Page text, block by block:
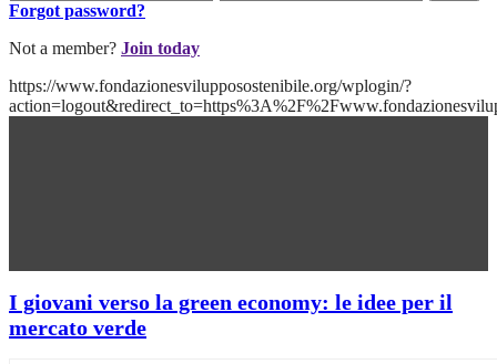
Forgot password?
Not a member? Join today
https://www.fondazionesvilupposostenibile.org/wplogin/?
I giovani verso la green economy: le idee per il
mercato verde